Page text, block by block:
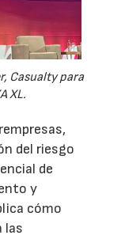
Casualty para
XL.
del riesgo
de
y
cómo
las